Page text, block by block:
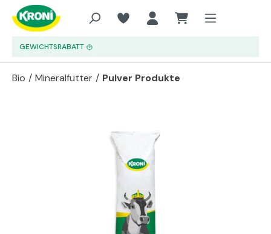
Zum Hauptinhalt springen
GEWICHTSRABATT
Bio / Mineralfutter / Pulver Produkte